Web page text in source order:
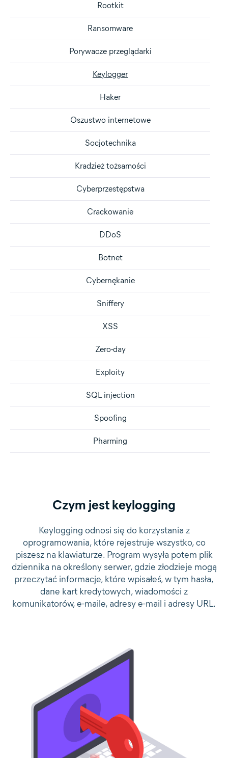
Rootkit
Ransomware
Porywacze przeglądarki
Keylogger
Haker
Oszustwo internetowe
Socjotechnika
Kradzież tożsamości
Cyberprzestępstwa
Crackowanie
DDoS
Botnet
Cybernękanie
Sniffery
XSS
Zero-day
Exploity
SQL injection
Spoofing
Pharming
Czym jest keylogging
Keylogging odnosi się do korzystania z
oprogramowania, które rejestruje wszystko, co
piszesz na klawiaturze. Program wysyła potem plik
dziennika na określony serwer, gdzie złodzieje mogą
przeczytać informacje, które wpisałeś, w tym hasła,
dane kart kredytowych, wiadomości z
komunikatorów, e-maile, adresy e-mail i adresy URL.